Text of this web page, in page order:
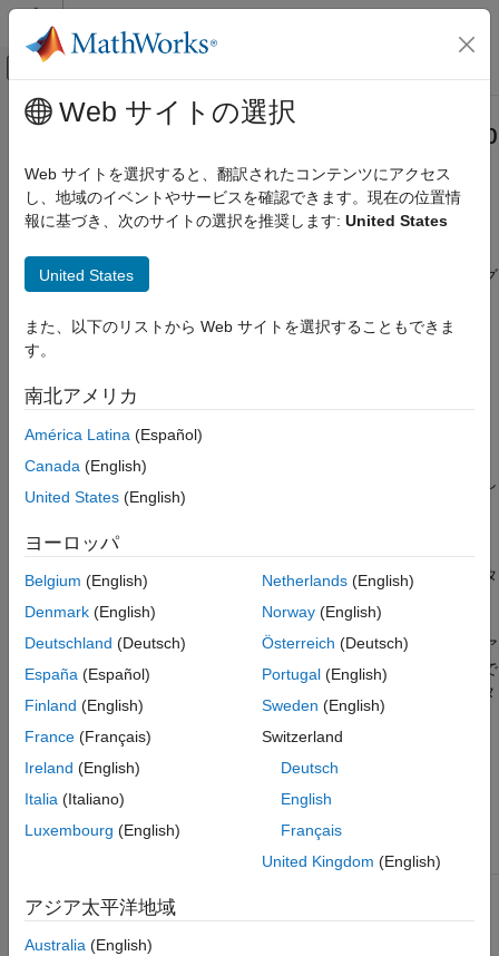
コンテンツへスキップ
オフキャンバス ナビゲーション メ
ドキュメンテーションのホーム
プログラミング
クラス
項目一覧
説明
作成
プロパティ
例
バージョン履歴
メインコンテンツ
matlab.system.display.SectionGroup
クラス
名前空間: matlab.system.display
MATLAB System ブロックの [ブロック パラメーター] ダイアログ
getPropertyGroupsImplメソッド内で
matlab.system.display.SectionGroup
MATLAB System
ダイアログ ボックスに用に作成したカスタム要素をグループ化し
ます。セクション グループには、
ション、System object™ プロパティのグループ、
matlab.system.display.Action
クラスを使用して作成したカスタ
セクションと共にセクション グループを使用することで、ダイア
ログ ボックス内にプロパティの入れ子にされたグループを作成で
きます。たとえば、セクション グループで [ブロック パラメータ
ー] ダイアログ ボックス内にタブを実装する一方で、1 つ以上の
セクションでそのタブ内に折りたたみ可能なパネルを作成できま
す。
クラスの属性
クラス属性の詳細については、
Web サイトの選択
Web サイトを選択すると、翻訳されたコンテンツにアクセス
し、地域のイベントやサービスを確認できます。現在の位置情
報に基づき、次のサイトの選択を推奨します: United States
United States
また、以下のリストから Web サイトを選択することもできま
す。
南北アメリカ
América Latina (Español)
Canada (English)
United States (English)
ヨーロッパ
Belgium (English)
Denmark (English)
Deutschland (Deutsch)
España (Español)
Finland (English)
France (Français)
Ireland (English)
Italia (Italiano)
Luxembourg (English)
Netherlands(English)
Norway(English)
Österreich (Deutsch)
Portugal(English)
Sweden (English)
Switzerland
Deutsch
English
Français
United Kingdom (English)
アジア太平洋地域
Australia (English)